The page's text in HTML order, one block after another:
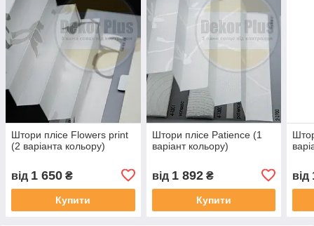
Штори плісе Flowers print
(2 варіанта кольору)
від 1 650 ₴
Купити
Штори плісе Patience (1
варіант кольору)
від 1 892₴
Купити
від